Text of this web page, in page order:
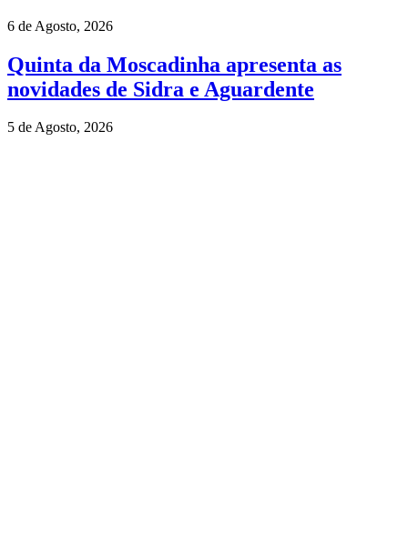
6 de Agosto, 2026
Quinta da Moscadinha apresenta as
novidades de Sidra e Aguardente
5 de Agosto, 2026